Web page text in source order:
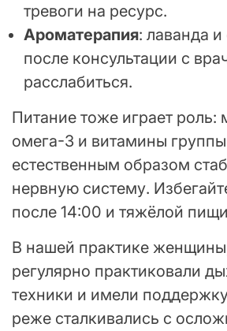
тревоги на ресурс.
Ароматерапия: лаванда
после консультации с
расслабиться.
Питание тоже играет роль:
омега-3 и витамины
естественным образом
нервную систему.
после 14:00 и тяжёлой
В нашей практике
регулярно практиковали
техники и имели
реже сталкивались с